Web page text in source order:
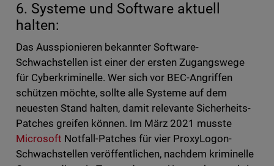
6. Systeme und Software aktuell
halten:
Das Ausspionieren bekannter Software-
Schwachstellen ist einer der ersten Zugangswege
für Cyberkriminelle. Wer sich vor BEC-Angriffen
schützen möchte, sollte alle Systeme auf dem
neuesten Stand halten, damit relevante Sicherheits-
Patches greifen können. Im März 2021 musste
Microsoft Notfall-Patches für vier ProxyLogon-
Schwachstellen veröffentlichen, nachdem kriminelle